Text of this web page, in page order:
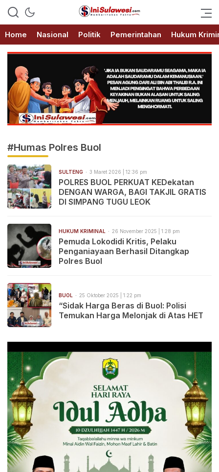
IniSulawesi.com
Memberitakan Fakta
Home
Nasional Politik Pemerintahan Hukum
#Humas Polres Buol
SULTENG 3 Maret 2026 | 12:36 pm
POLRES BUOL PERKUAT KEDekatan
DENGAN WARGA, BAGI TAKJIL GRATIS
DI SIMPANG TUGU LEOK
HUKUM KRIMINAL 26 November 2025 | 1:28 pm
Pemuda Lokodidi Kritis, Pelaku
Penganiayaan Berhasil Ditangkap
Polres Buol
BUOL 25 Oktober 2025 | 1:22 pm
“Sidak Harga Beras di Buol: Polisi
Temukan Harga Melonjak di Atas HET